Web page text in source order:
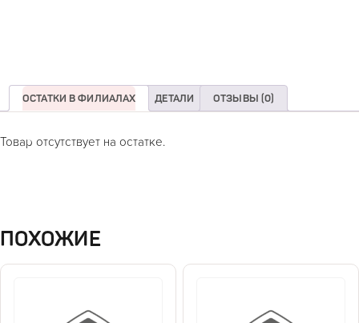
ОСТАТКИ В ФИЛИАЛАХ ДЕТАЛИ ОТЗЫВЫ (0)
Товар отсутствует на остатке.
ПОХОЖИЕ